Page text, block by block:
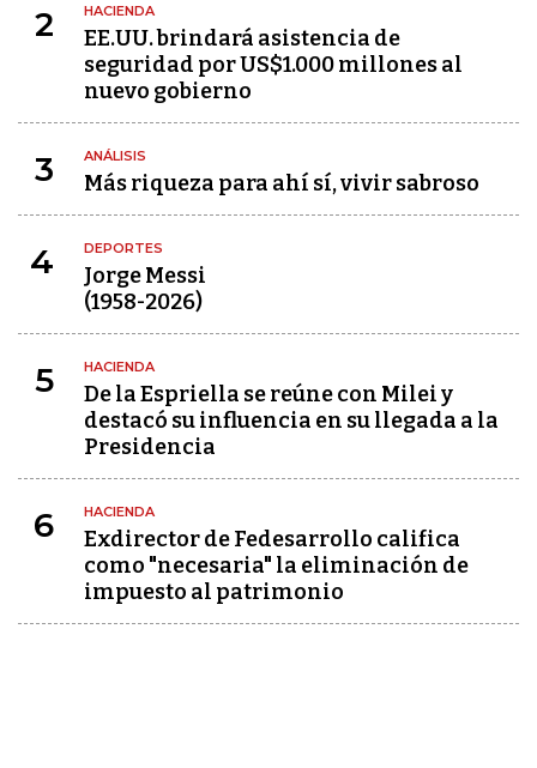
2 HACIENDA
EE.UU. brindará asistencia de
seguridad por US$1.000 millones al
nuevo gobierno
3 ANÁLISIS
Más riqueza para ahí sí, vivir sabroso
4 DEPORTES
Jorge Messi
(1958-2026)
5 HACIENDA
De la Espriella se reúne con Milei y
destacó su influencia en su llegada a la
Presidencia
6 HACIENDA
Exdirector de Fedesarrollo califica
como "necesaria" la eliminación de
impuesto al patrimonio